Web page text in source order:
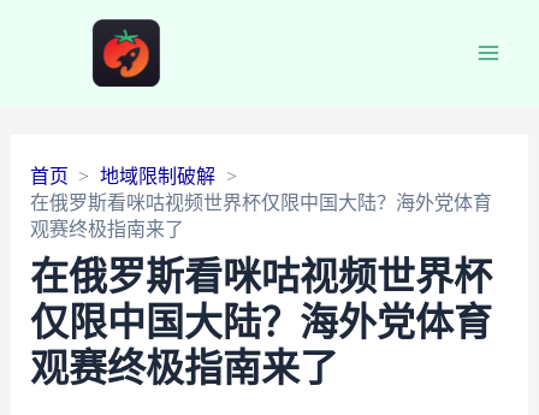
首页
地域限制破解
在俄罗斯看咪咕视频世界杯仅限中国大陆？海外党体育
观赛终极指南来了
在俄罗斯看咪咕视频世界杯
仅限中国大陆？海外党体育
观赛终极指南来了